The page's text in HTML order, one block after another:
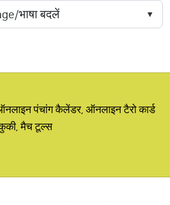
पंचांग कैलेंडर, ऑनलाइन टैरो कार्ड
मैच टूल्स